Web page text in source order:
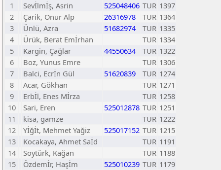
1
Sevİlmİş, Asrin 525048406 TUR 1397
2
Çarik, Onur Alp 26316978 TUR 1364
3
Ünlü, Azra 51682974 TUR 1335
4
Ürük, Berat Emİrhan TUR 1334
5
Kargin, Çağlar 44550634 TUR 1322
6
Boz, Yunus Emre TUR 1306
7
Balci, Ecrİn Gül 51620839 TUR 1274
8
Acar, Gökhan TUR 1271
9
Erbİl, Enes Mİrza TUR 1258
10
Sari, Eren 525012878 TUR 1251
11
kisa, gamze TUR 1222
12
Yİğİt, Mehmet Yağiz 525017152 TUR 1215
13
Kocakaya, Ahmet Saİd TUR 1191
14
Soytürk, Kağan TUR 1188
15
Özdemİr, Haşİm 525010239 TUR 1179